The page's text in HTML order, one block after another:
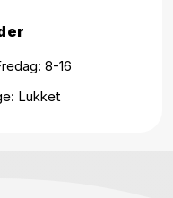
8-16
Lukket